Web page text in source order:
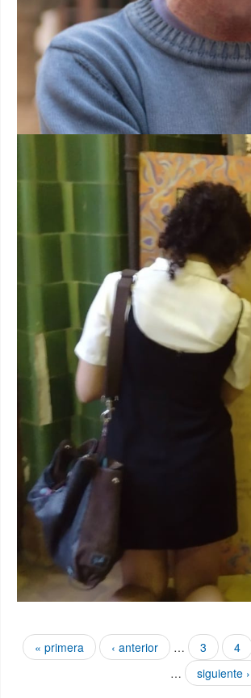
Páginas
« primera ‹ anterior … 3 4
…
siguiente ›